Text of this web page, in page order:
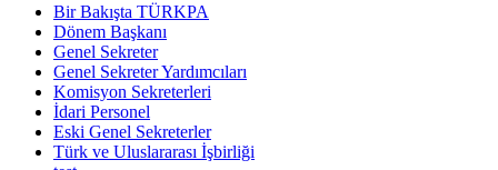
Bir Bakışta TÜRKPA
Dönem Başkanı
Genel Sekreter
Genel Sekreter Yardımcıları
Komisyon Sekreterleri
İdari Personel
Eski Genel Sekreterler
Türk ve Uluslararası İşbirliği